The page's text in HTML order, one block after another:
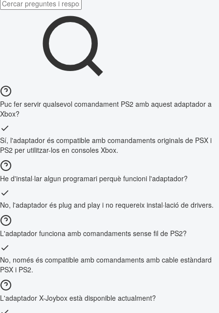
Puc fer servir qualsevol comandament PS2 amb aquest adaptador a
Xbox?
Sí, l'adaptador és compatible amb comandaments originals de PSX i
PS2 per utilitzar-los en consoles Xbox.
He d'instal·lar algun programari perquè funcioni l'adaptador?
No, l'adaptador és plug and play i no requereix instal·lació de drivers.
L'adaptador funciona amb comandaments sense fil de PS2?
No, només és compatible amb comandaments amb cable estàndard
PSX i PS2.
L'adaptador X-Joybox està disponible actualment?